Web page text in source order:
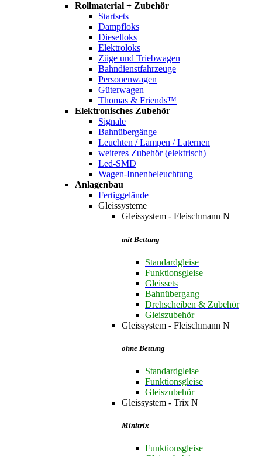
Rollmaterial + Zubehör
Startsets
Dampfloks
Dieselloks
Elektroloks
Züge und Triebwagen
Bahndienstfahrzeuge
Personenwagen
Güterwagen
Thomas & Friends™
Elektronisches Zubehör
Signale
Bahnübergänge
Leuchten / Lampen / Laternen
weiteres Zubehör (elektrisch)
Led-SMD
Wagen-Innenbeleuchtung
Anlagenbau
Fertiggelände
Gleissysteme
Gleissystem - Fleischmann N
mit Bettung
Standardgleise
Funktionsgleise
Gleissets
Bahnübergang
Drehscheiben & Zubehör
Gleiszubehör
Gleissystem - Fleischmann N
ohne Bettung
Standardgleise
Funktionsgleise
Gleiszubehör
Gleissystem - Trix N
Minitrix
Funktionsgleise